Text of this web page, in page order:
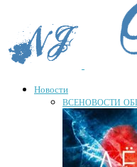
Новости
ВСЕНОВОСТИ